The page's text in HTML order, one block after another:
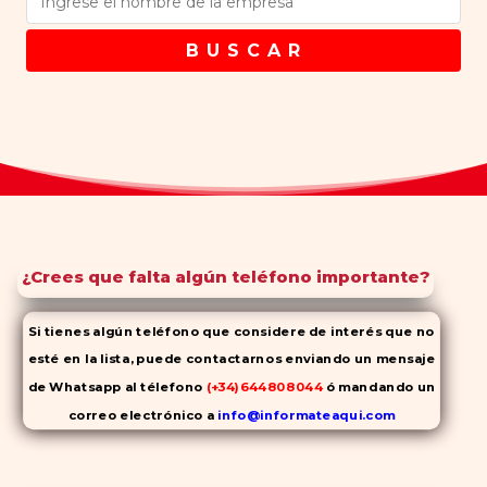
B U S C A R
¿Crees que falta algún teléfono importante?
Si tienes algún teléfono que considere de interés que no
esté en la lista, puede contactarnos enviando un mensaje
de Whatsapp al télefono (+34)644808044 ó mandando un
correo electrónico a info@informateaqui.com
Mientras que antes la decisión de elegir un inhibidor de la